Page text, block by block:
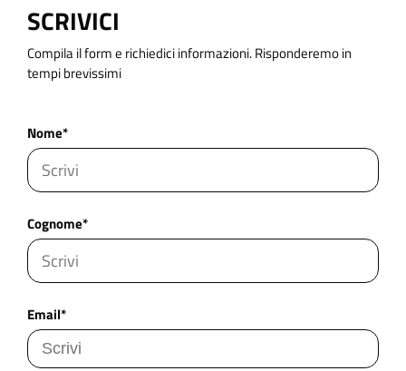
SCRIVICI
Compila il form e richiedici informazioni. Risponderemo in
tempi brevissimi
Nome*
Cognome*
Email*